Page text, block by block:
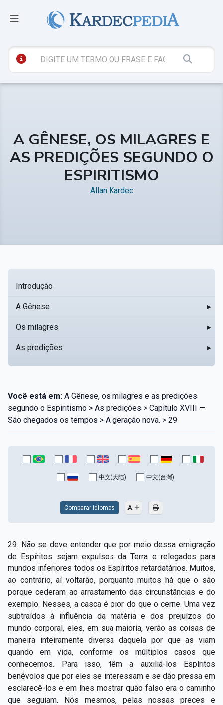
A GÊNESE, OS MILAGRES E
AS PREDIÇÕES SEGUNDO O
ESPIRITISMO
Allan Kardec
Introdução
A Gênese ▸
Os milagres ▸
As predições ▸
Você está em: A Gênese, os milagres e as predições
segundo o Espiritismo > As predições > Capítulo XVIII —
São chegados os tempos > A geração nova. > 29
中文(大陆) 中文(台灣)
Comparar Idiomas
29. Não se deve entender que por meio dessa emigração
de Espíritos sejam expulsos da Terra e relegados para
mundos inferiores todos os Espíritos retardatários. Muitos,
ao contrário, aí voltarão, porquanto muitos há que o são
porque cederam ao arrastamento das circunstâncias e do
exemplo. Nesses, a casca é pior do que o cerne. Uma vez
subtraídos à influência da matéria e dos prejuízos do
mundo corporal, eles, em sua maioria, verão as coisas de
maneira inteiramente diversa daquela por que as viam
quando em vida, conforme os múltiplos casos que
conhecemos. Para isso, têm a auxiliá-los Espíritos
benévolos que por eles se interessam e se dão pressa em
esclarecê-los e em lhes mostrar quão falso era o caminho
que seguiam. Nós mesmos, pelas nossas preces e